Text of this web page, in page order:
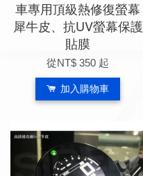
車專用頂級熱修復螢幕
犀牛皮、抗UV螢幕保護
貼膜
從NT$ 350 起
加入購物車